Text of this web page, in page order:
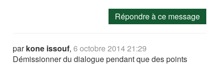
Répondre à ce message
parkone issouf,6 octobre 2014 21:29
Démissionner du dialogue pendant que des points